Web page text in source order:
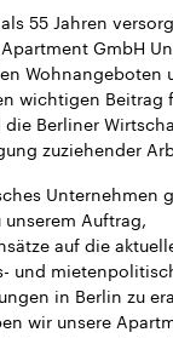
55 Jahren
GmbH
Wohnangeboten
wichtigen Beitrag
die Berliner
zuziehender
Unternehmen
Auftrag,
auf die
und
in Berlin zu
wir unsere